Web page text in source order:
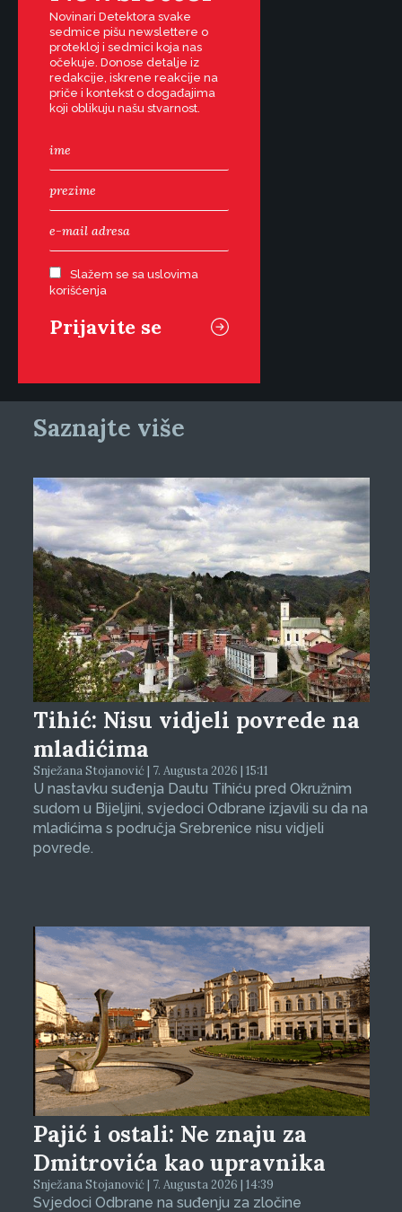
Novinari Detektora svake
sedmice pišu newslettere o
protekloj i sedmici koja nas
očekuje. Donose detalje iz
redakcije, iskrene reakcije na
priče i kontekst o događajima
koji oblikuju našu stvarnost.
Slažem se sa uslovima
korišćenja
Saznajte više
Tihić: Nisu vidjeli povrede na
mladićima
Snježana Stojanović | 7. Augusta 2026 | 15:11
U nastavku suđenja Dautu Tihiću pred Okružnim
sudom u Bijeljini, svjedoci Odbrane izjavili su da na
mladićima s područja Srebrenice nisu vidjeli
povrede.
Pajić i ostali: Ne znaju za
Dmitrovića kao upravnika
Snježana Stojanović | 7. Augusta 2026 | 14:39
Svjedoci Odbrane na suđenju za zločine